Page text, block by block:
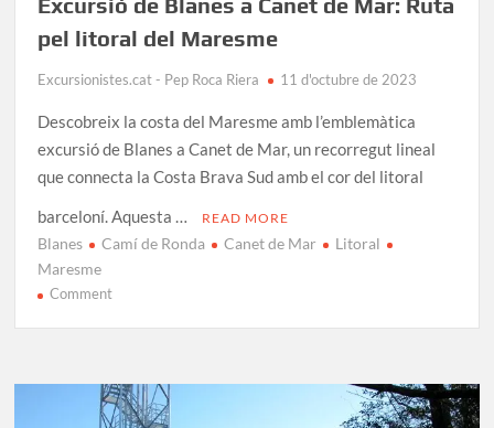
Excursió de Blanes a Canet de Mar: Ruta
pel litoral del Maresme
Excursionistes.cat - Pep Roca Riera 11 d'octubre de 2023
Descobreix la costa del Maresme amb l’emblemàtica
excursió de Blanes a Canet de Mar, un recorregut lineal
que connecta la Costa Brava Sud amb el cor del litoral
barceloní. Aquesta …
READ MORE
Blanes Camí de Ronda Canet de Mar
Litoral
Maresme
Commenton
a
Canet